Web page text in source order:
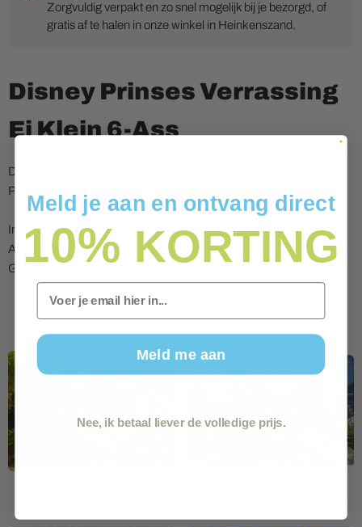
Zorgvuldig verpakt en zo snel mogelijk bij je bezorgd, of
gratis af te halen in onze winkel in Heinkenszand.
Disney Prinses Verrassing
Ei Klein 6-Ass
Disney 100 Jaar-verrassingsei met een cadeautje van Disney
Princess.
Inhoud: o.a. stempels, stickers en diverse schrijfwaren.
Afmetingen: 5 x 7 cm.
Geschikt voor kinderen van 3 jaar en ouder.
Meld je aan en ontvang direct
10% KORTING
Email
Meld me aan
Nee, ik betaal liever de volledige prijs.